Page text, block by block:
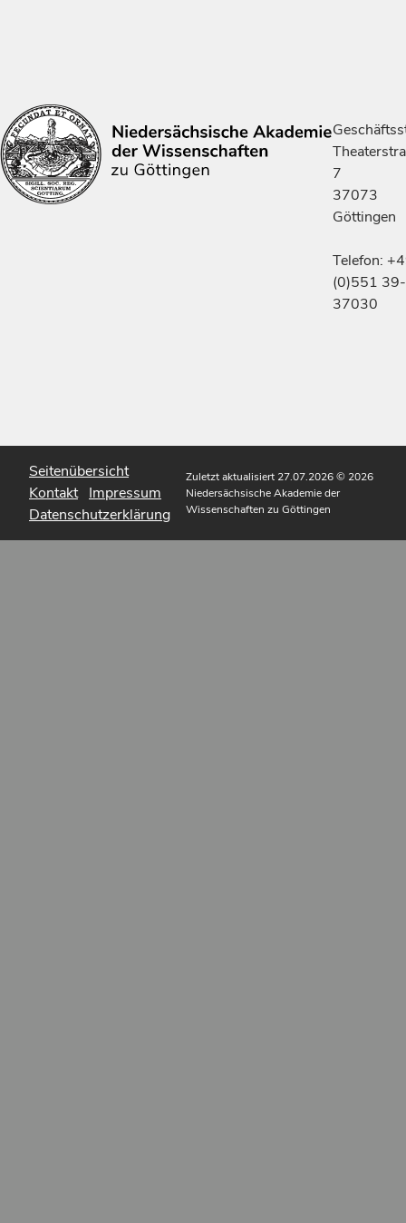
7
37073
Göttingen
Telefon:
(0)551 39-
37030
Seitenübersicht
Kontakt Impressum
Datenschutzerklärung
Zuletzt aktualisiert 27.07.2026© 2026
Niedersächsische Akademie der
Wissenschaften zu Göttingen